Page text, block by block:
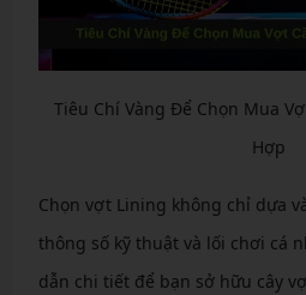
Tiêu Chí Vàng Để Chọn Mua
Hợp
Chọn vợt Lining không chỉ dựa
thông số kỹ thuật và lối chơi cá
dẫn chi tiết để bạn sở hữu cây